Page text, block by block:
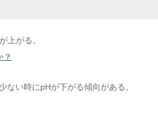
上がる。
？
ない時にpHが下がる傾向がある。